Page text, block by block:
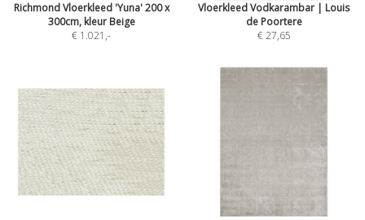
Richmond Vloerkleed 'Yuna' 200 x
300cm, kleur Beige
€ 1.021 ,-
Vloerkleed Vodkarambar | Louis
de Poortere
€ 27,65